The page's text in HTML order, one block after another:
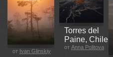
от Ivan Glinskiy
Torres del
Paine, Chile
от Anna Politova